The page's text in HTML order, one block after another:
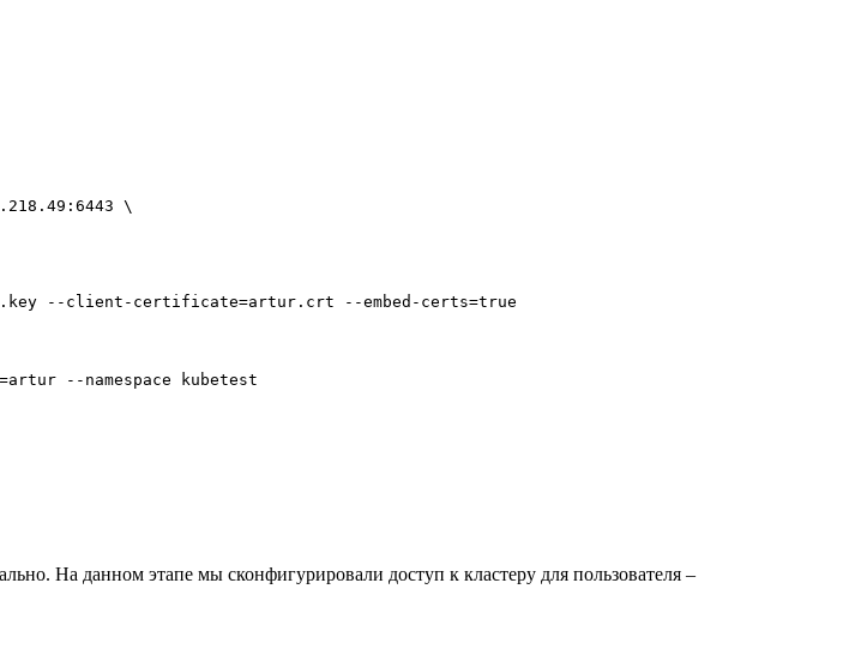
\
--client-certificate=artur.crt --embed-certs=true
--namespace kubetest
На данном этапе мы сконфигурировали доступ к кластеру для пользователя –